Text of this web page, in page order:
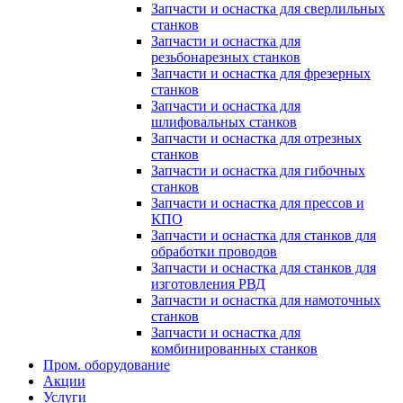
Запчасти и оснастка для сверлильных
станков
Запчасти и оснастка для
резьбонарезных станков
Запчасти и оснастка для фрезерных
станков
Запчасти и оснастка для
шлифовальных станков
Запчасти и оснастка для отрезных
станков
Запчасти и оснастка для гибочных
станков
Запчасти и оснастка для прессов и
КПО
Запчасти и оснастка для станков для
обработки проводов
Запчасти и оснастка для станков для
изготовления РВД
Запчасти и оснастка для намоточных
станков
Запчасти и оснастка для
комбинированных станков
Пром. оборудование
Акции
Услуги